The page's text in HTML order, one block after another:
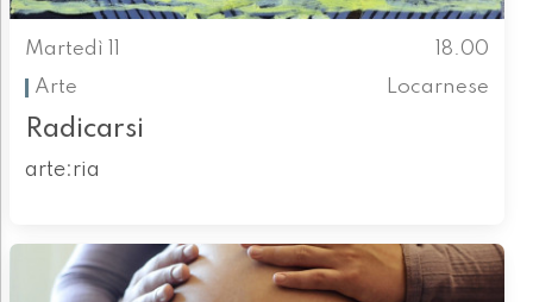
Martedì 11
18.00
Arte
Locarnese
Radicarsi
arte:ria